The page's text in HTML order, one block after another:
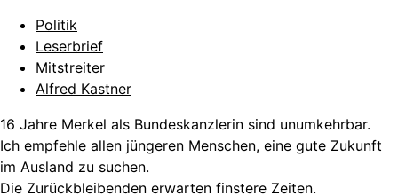
Politik
Leserbrief
Mitstreiter
Alfred Kastner
16 Jahre Merkel als Bundeskanzlerin sind unumkehrbar.
Ich empfehle allen jüngeren Menschen, eine gute Zukunft
im Ausland zu suchen.
Die Zurückbleibenden erwarten finstere Zeiten.